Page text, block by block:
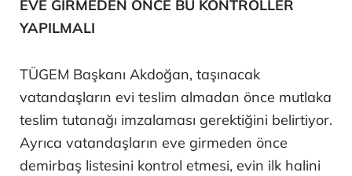
EVE GİRMEDEN ÖNCE BU KONTROLLER
YAPILMALI
TÜGEM Başkanı Akdoğan, taşınacak
vatandaşların evi teslim almadan önce mutlaka
teslim tutanağı imzalaması gerektiğini belirtiyor.
Ayrıca vatandaşların eve girmeden önce
demirbaş listesini kontrol etmesi, evin ilk halini